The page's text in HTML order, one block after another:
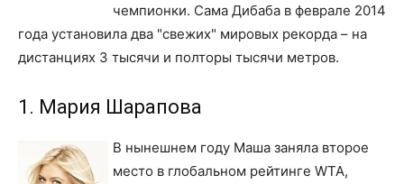
чемпионки. Сама Дибаба в феврале 2014
года установила два "свежих" мировых рекорда – на
дистанциях 3 тысячи и полторы тысячи метров.
1. Мария Шарапова
В нынешнем году Маша заняла второе
место в глобальном рейтинге WTA,